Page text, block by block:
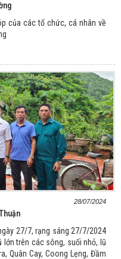
của các tổ chức, cá nhân về
28/07/2024
27/7, rạng sáng 27/7/2024
lớn trên các sông, suối nhỏ, lũ
Quân Cay, Coong Lẹng, Đầm